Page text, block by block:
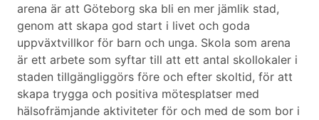
arena är att Göteborg ska bli en mer jämlik stad,
genom att skapa god start i livet och goda
uppväxtvillkor för barn och unga. Skola som arena
är ett arbete som syftar till att ett antal skollokaler i
staden tillgängliggörs före och efter skoltid, för att
skapa trygga och positiva mötesplatser med
hälsofrämjande aktiviteter för och med de som bor i